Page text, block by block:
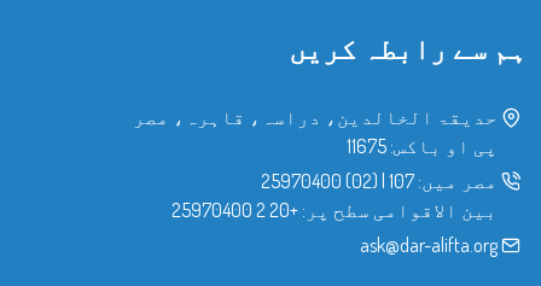
ہم سے رابطہ کریں
حدیقۃ الخالدین، دراسہ، قاہرہ، مصر
پی او باکس: 11675
مصر میں: 107
|
(02) 25970400
بین الاقوامی سطح پر: +20 2 25970400
ask@dar-alifta.org